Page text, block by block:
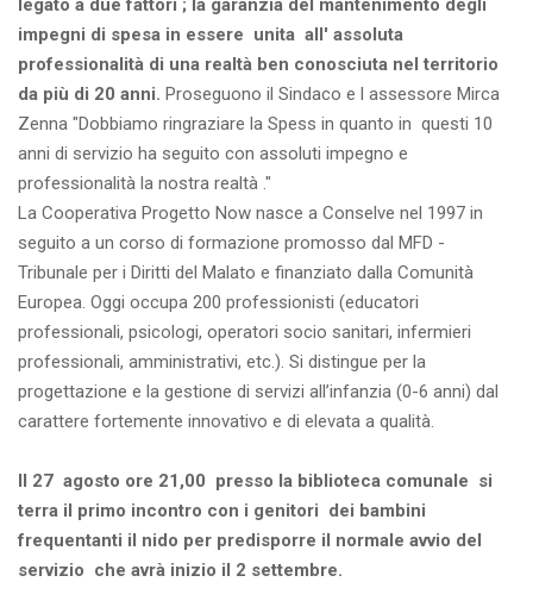
legato a due fattori ; la garanzia del mantenimento degli
impegni di spesa in essere unita all' assoluta
professionalità di una realtà ben conosciuta nel territorio
da più di 20 anni. Proseguono il Sindaco e l assessore Mirca
Zenna "Dobbiamo ringraziare la Spess in quanto in questi 10
anni di servizio ha seguito con assoluti impegno e
professionalità la nostra realtà ."
La Cooperativa Progetto Now nasce a Conselve nel 1997 in
seguito a un corso di formazione promosso dal MFD -
Tribunale per i Diritti del Malato e finanziato dalla Comunità
Europea. Oggi occupa 200 professionisti (educatori
professionali, psicologi, operatori socio sanitari, infermieri
professionali, amministrativi, etc.). Si distingue per la
progettazione e la gestione di servizi all’infanzia (0-6 anni) dal
carattere fortemente innovativo e di elevata a qualità.
Il 27 agosto ore 21,00 presso la biblioteca comunale si
terra il primo incontro con i genitori dei bambini
frequentanti il nido per predisporre il normale avvio del
servizio che avrà inizio il 2 settembre.